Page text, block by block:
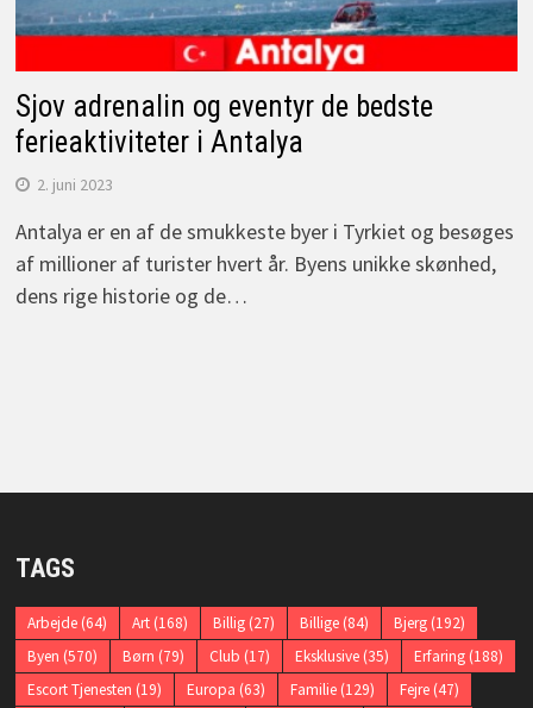
Sjov adrenalin og eventyr de bedste
ferieaktiviteter i Antalya
2. juni 2023
Antalya er en af de smukkeste byer i Tyrkiet og besøges
af millioner af turister hvert år. Byens unikke skønhed,
dens rige historie og de…
TAGS
Arbejde(64) Art(168) Billig(27) Billige(84) Bjerg(192)
Byen (570) Børn (79) Club (17) Eksklusive(35) Erfaring(188)
Escort Tjenesten (19) Europa (63) Familie(129) Fejre(47)